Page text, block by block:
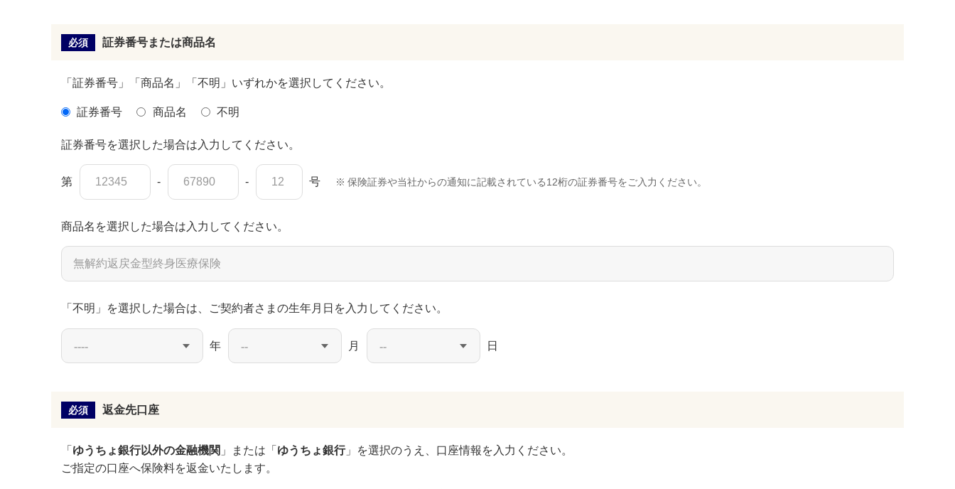
必須 証券番号または商品名
「証券番号」「商品名」「不明」いずれかを選択してください。
証券番号 商品名 不明
証券番号を選択した場合は入力してください。
第 - - 号 ※ 保険証券や当社からの通知に記載されている12桁の証券番号をご入力ください。
商品名を選択した場合は入力してください。
「不明」を選択した場合は、ご契約者さまの生年月日を入力してください。
年 月 日
必須 返金先口座
「 ゆうちょ銀行以外の金融機関 」または「 ゆうちょ銀行」を選択のうえ、口座情報を入力ください。
ご指定の口座へ保険料を返金いたします。